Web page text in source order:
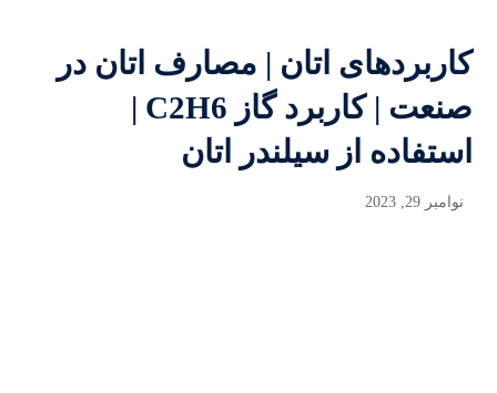
کاربردهای اتان | مصارف اتان در
صنعت | کاربرد گاز C2H6 |
استفاده از سیلندر اتان
نوامبر 29, 2023